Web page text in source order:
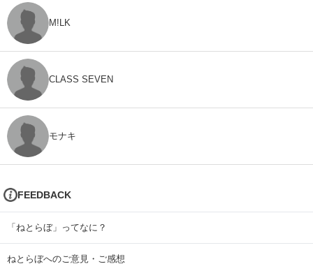
M!LK
CLASS SEVEN
モナキ
FEEDBACK
「ねとらぼ」ってなに？
ねとらぼへのご意見・ご感想